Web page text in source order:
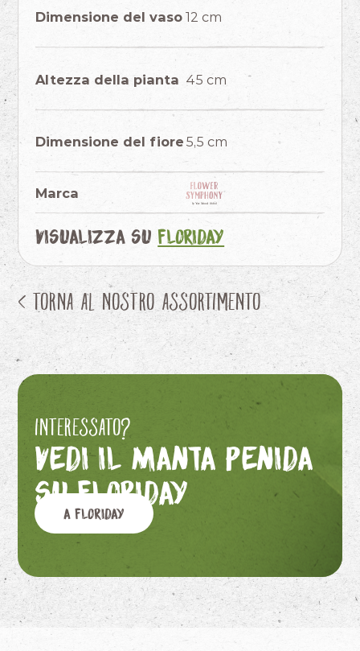
Dimensione del vaso 12 cm
Altezza della pianta 45 cm
Dimensione del fiore 5,5 cm
Marca
Visualizza su Floriday
< Torna al nostro assortimento
Interessato?
Vedi il Manta Penida
su Floriday
A Floriday